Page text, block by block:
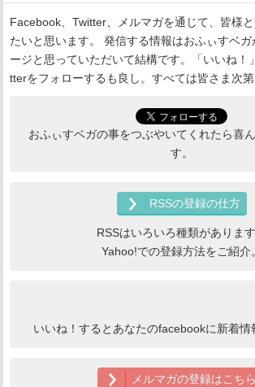
Facebook、Twitter、メルマガを通じて、皆様
たいと思います。 発信する情報はおふぃすベ
ージと思っていただいて結構です。「いいね！
tterをフォローするも良し。すべては皆さま次第
おふぃすベガの事をつぶやいてくれたら喜
す。
RSSの登録の仕方
RSSはいろいろ種類がありま
Yahoo!での登録方法をご紹介。
いいね！するとあなたのfacebookに新着情
メルマガの登録はこちら